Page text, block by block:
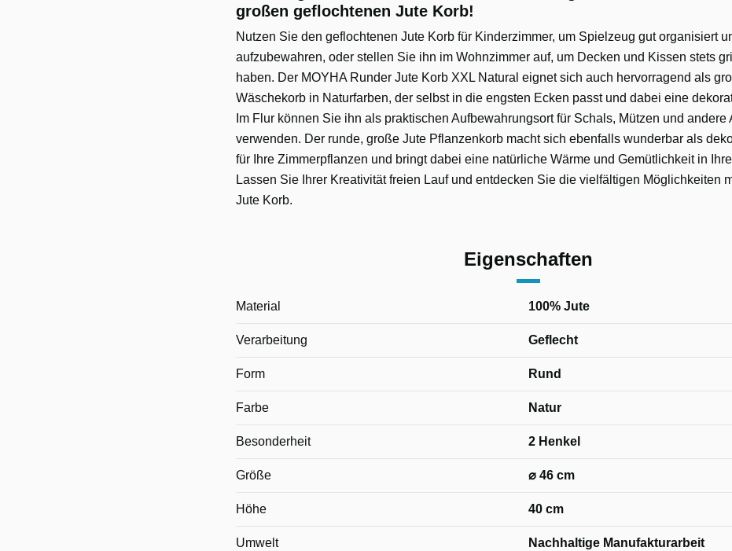
großen geflochtenen Jute Korb!
Nutzen Sie den geflochtenen Jute Korb für Kinderzimmer, um Spielzeug gut organisiert
aufzubewahren, oder stellen Sie ihn im Wohnzimmer auf, um Decken und Kissen stets
haben. Der MOYHA Runder Jute Korb XXL Natural eignet sich auch hervorragend als
Wäschekorb in Naturfarben, der selbst in die engsten Ecken passt und dabei eine
Im Flur können Sie ihn als praktischen Aufbewahrungsort für Schals, Mützen und andere
verwenden. Der runde, große Jute Pflanzenkorb macht sich ebenfalls wunderbar als
für Ihre Zimmerpflanzen und bringt dabei eine natürliche Wärme und Gemütlichkeit in
Lassen Sie Ihrer Kreativität freien Lauf und entdecken Sie die vielfältigen Möglichkeiten
Jute Korb.
Eigenschaften
Material 100% Jute
Verarbeitung Geflecht
Form Rund
Farbe Natur
Besonderheit 2 Henkel
Größe ⌀ 46 cm
Höhe 40 cm
Umwelt Nachhaltige Manufakturarbeit